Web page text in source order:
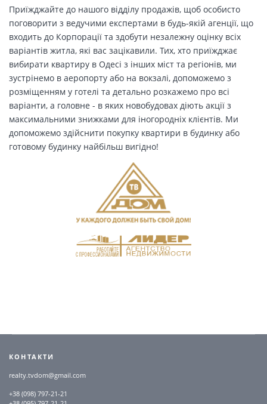
Приїжджайте до нашого відділу продажів, щоб особисто
поговорити з ведучими експертами в будь-якій агенції, що
входить до Корпорації та здобути незалежну оцінку всіх
варіантів житла, які вас зацікавили. Тих, хто приїжджає
вибирати квартиру в Одесі з інших міст та регіонів, ми
зустрінемо в аеропорту або на вокзалі, допоможемо з
розміщенням у готелі та детально розкажемо про всі
варіанти, а головне - в яких новобудовах діють акції з
максимальними знижками для іногородніх клієнтів. Ми
допоможемо здійснити покупку квартири в будинку або
готовому будинку найбільш вигідно!
КОНТАКТИ
realty.tvdom@gmail.com
+38 (098) 797-21-21